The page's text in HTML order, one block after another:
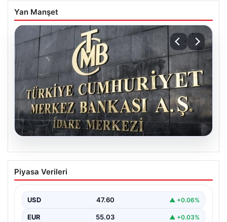
Yan Manşet
05.08.2026
Merkez Bankası faiz kararı ne zaman?
Ekonomistlerin nisan ayı faiz beklentisi
Piyasa Verileri
USD 47.60 ▲ +0.06%
EUR 55.03 ▲ +0.03%